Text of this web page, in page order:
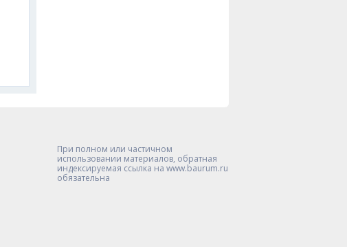
При полном или частичном
использовании материалов, обратная
индексируемая ссылка на www.baurum.ru
обязательна